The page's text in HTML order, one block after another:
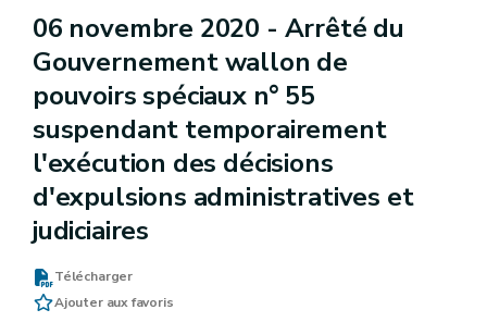
06 novembre 2020 - Arrêté du
Gouvernement wallon de
pouvoirs spéciaux n° 55
suspendant temporairement
l'exécution des décisions
d'expulsions administratives et
judiciaires
Télécharger
Ajouter aux favoris